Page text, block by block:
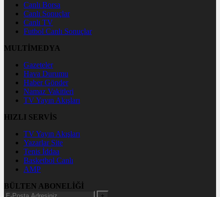
Canlı Borsa
Canlı Sonuçlar
Canlı TV
Futbol Canlı Sonuçlar
MULTİMEDYA
Gazeteler
Hava Durumu
Haber Gönder
Namaz Vakitleri
TV Yayın Akışları
HIZLI SERVİS
TV Yayın Akışları
Yazarlar Site
Tenis İddaa
Basketbol Canlı
AMP
BÜLTEN ABONELİĞİ